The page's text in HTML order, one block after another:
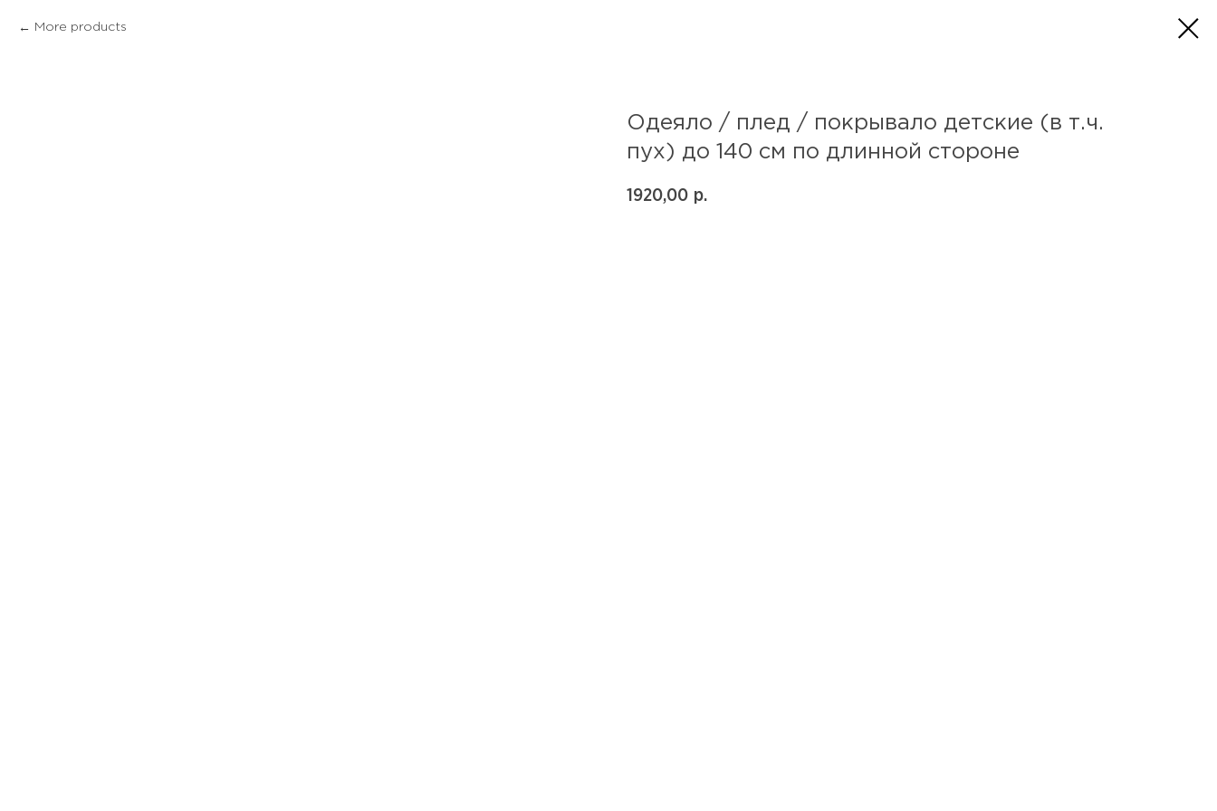
More products
Одеяло / плед / покрывало детские (в т.ч.
пух) до 140 см по длинной стороне
1920,00 р.